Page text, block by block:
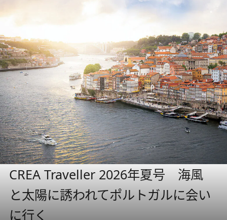
CREA Traveller 2026年夏号 海風
と太陽に誘われてポルトガルに会い
に行く